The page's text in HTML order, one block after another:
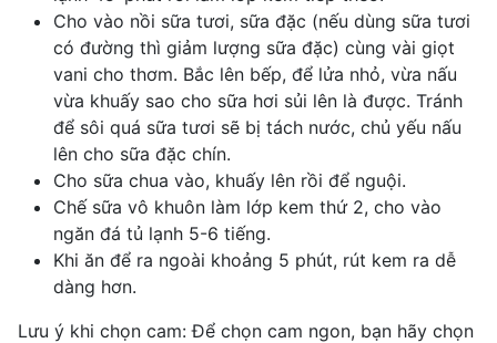
Cho vào nồi sữa tươi, sữa đặc (nếu dùng sữa tươi
có đường thì giảm lượng sữa đặc) cùng vài giọt
vani cho thơm. Bắc lên bếp, để lửa nhỏ, vừa nấu
vừa khuấy sao cho sữa hơi sủi lên là được. Tránh
để sôi quá sữa tươi sẽ bị tách nước, chủ yếu nấu
lên cho sữa đặc chín.
Cho sữa chua vào, khuấy lên rồi để nguội.
Chế sữa vô khuôn làm lớp kem thứ 2, cho vào
ngăn đá tủ lạnh 5-6 tiếng.
Khi ăn để ra ngoài khoảng 5 phút, rút kem ra dễ
dàng hơn.
Lưu ý khi chọn cam: Để chọn cam ngon, bạn hãy chọn